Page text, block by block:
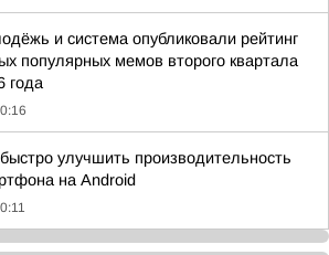
и система опубликовали рейтинг
популярных мемов второго квартала
года
улучшить производительность
на Android